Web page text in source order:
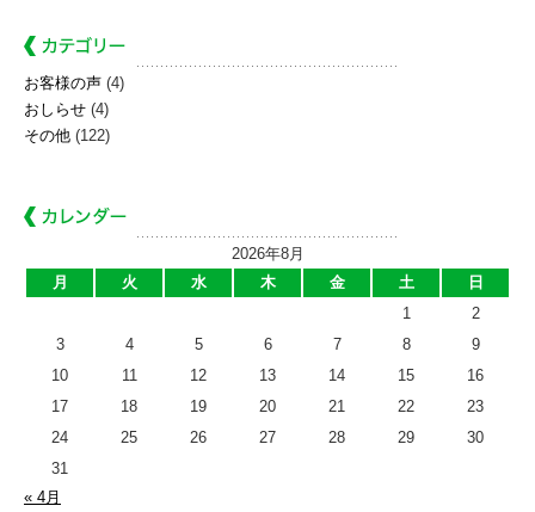
お客様の声 (4)
おしらせ (4)
その他 (122)
2026年8月
月
火 水 木 金 土
日
1
2
3
4 5 6 7 8
9
10
11 12 13 14 15
16
17
18 19 20 21 22
23
24
25 26 27 28 29
30
31
« 4月